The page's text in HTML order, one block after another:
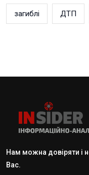
загиблі ДТП
Нам можна довіряти і
Вас.